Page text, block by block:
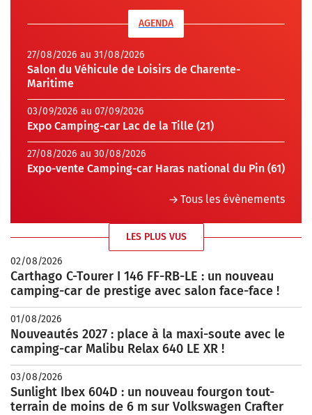
AGENDA
27/08/2026 au 31/08/2026
Salon du Véhicule de Loisirs de Charente-
Maritime
03/09/2026 au 07/09/2026
Expo Camping-car Lac de la Tille (21)
27/08/2026 au 30/08/2026
Expo-vente Camping-car Haras national du Pin (61)
Tous les évènements
LES PLUS VUS
02/08/2026
Carthago C-Tourer I 146 FF-RB-LE : un nouveau
camping-car de prestige avec salon face-face !
01/08/2026
Nouveautés 2027 : place à la maxi-soute avec le
camping-car Malibu Relax 640 LE XR !
03/08/2026
Sunlight Ibex 604D : un nouveau fourgon tout-
terrain de moins de 6 m sur Volkswagen Crafter